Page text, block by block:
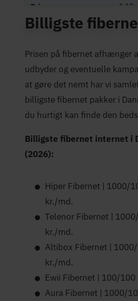
Priser 149
Maksimal hastighed
Trustpilot-score 4,5
Billigste
Prisen på fibernet afhænger
udbyder og eventuelle
at gøre det nemt har vi
billigste fibernet pakker i
du hurtigt kan finde den
Billigste fibernet internet i
(2026):
Hiper Fibernet | 1000/
kr./md.
Telenor Fibernet |
kr./md.
Altibox Fibernet |
kr./md.
Ewii Fibernet | 100/
Aura Fibernet | 1000/